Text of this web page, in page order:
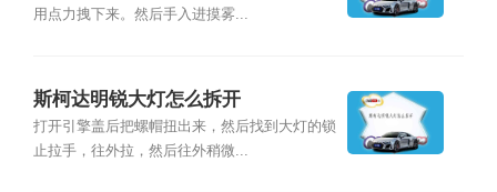
用点力拽下来。然后手入进摸雾...
斯柯达明锐大灯怎么拆开
打开引擎盖后把螺帽扭出来，然后找到大灯的锁
止拉手，往外拉，然后往外稍微...